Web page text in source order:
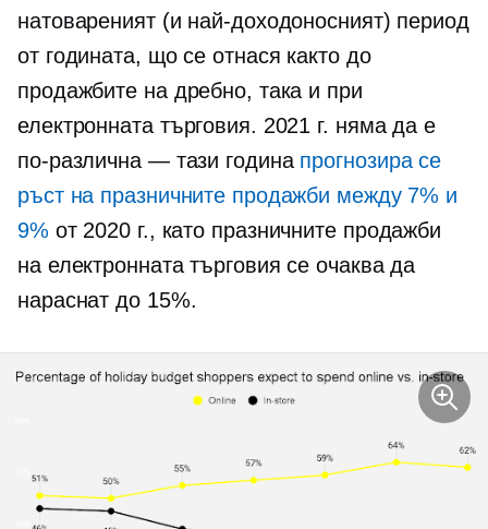
натовареният (и най-доходоносният) период
от годината, що се отнася както до
продажбите на дребно, така и при
електронната търговия. 2021 г. няма да е
по-различна — тази година прогнозира се
ръст на празничните продажби между 7% и
9% от 2020 г., като празничните продажби
на електронната търговия се очаква да
нараснат до 15%.